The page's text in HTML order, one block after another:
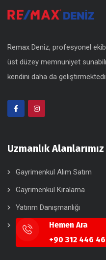
Remax Deniz, profesyonel
üst düzey memnuniyet
kendini daha da
Uzmanlık Alanlarımız
Gayrimenkul Alım Satım
Gayrimenkul Kiralama
Yatırım Danışmanlığı
Hemen Ara
+90 312 446